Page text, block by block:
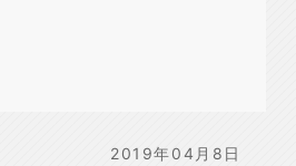
2019年04月8日